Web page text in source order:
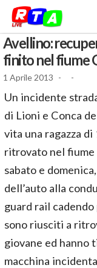
Avellino:
finito nel fiume
1 Aprile 2013 - -
Un incidente
di Lioni e Conca
vita una ragazza
ritrovato nel
sabato e
dell’auto alla
guard rail
sono riusciti a
giovane ed hanno
macchina